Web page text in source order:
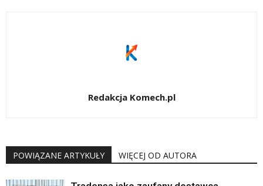
Redakcja Komech.pl
POWIĄZANE ARTYKUŁY WIĘCEJ OD AUTORA